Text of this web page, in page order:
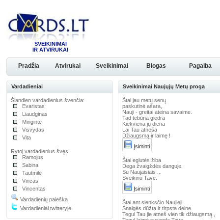
SVEIKINIMAI
IR ATVIRUKAI
Pradžia Atvirukai Sveikinimai Blogas Pagalba
Vardadieniai
Šiandien vardadienius švenčia:
Evaristas
Liaudginas
Mingintė
Visvydas
Vita
Rytoj vardadienius švęs:
Ramojus
Sabina
Tautmilė
Vincas
Vincentas
Vardadienių paieška
Vardadieniai twitteryje
Sveikinimai Naujųjų Metų proga
Štai jau metų senų
paskutinė ašara,
Nauji - greitai ateina savaime.
Tad tebūna giedra
Kiekviena jų diena
Lai Tau atneša
Džiaugsmą ir laimę !
Įsiminti
Štai eglutės žiba
Dega žvaigždės danguje.
Su Naujaisiais ...
Sveikinu Tave.
Įsiminti
Štai ant slenksčio Naujieji.
Snaigės dūžta ir tirpsta delne.
Tegul Tau jie atneš vien tik džiaugsmą ,